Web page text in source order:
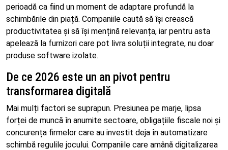
perioadă ca fiind un moment de adaptare profundă la
schimbările din piață. Companiile caută să își crească
productivitatea și să își mențină relevanța, iar pentru asta
apelează la furnizori care pot livra soluții integrate, nu doar
produse software izolate.
De ce 2026 este un an pivot pentru
transformarea digitală
Mai mulți factori se suprapun. Presiunea pe marje, lipsa
forței de muncă în anumite sectoare, obligațiile fiscale noi și
concurența firmelor care au investit deja în automatizare
schimbă regulile jocului. Companiile care amână digitalizarea